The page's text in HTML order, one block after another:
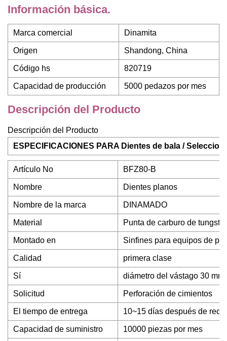
Información básica.
Marca comercial Dinamita
Origen Shandong, China
Código hs 820719
Capacidad de producción 5000 pedazos por mes
Descripción del Producto
Descripción del Producto
ESPECIFICACIONES PARA Dientes de bala /
Artículo No BFZ80-B
Nombre Dientes planos
Nombre de la marca DINAMADO
Material Punta de carburo de
Montado en Sinfines para equipos de
Calidad primera clase
Sí diámetro del vástago 30
Solicitud Perforación de cimientos
El tiempo de entrega 10~15 días después de
Capacidad de suministro 10000 piezas por mes